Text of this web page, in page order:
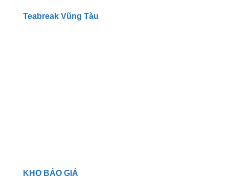
Teabreak Vũng Tàu
KHO BÁO GIÁ